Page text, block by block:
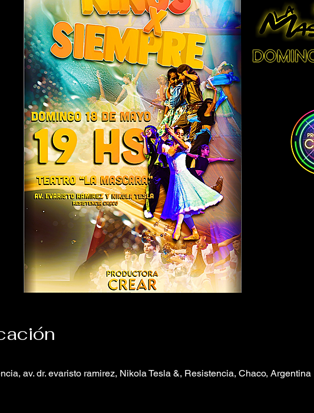
av. dr. evaristo ramirez, Nikola Tesla &, Resistencia, Chaco, Argentina